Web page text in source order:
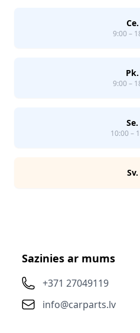
Ce.
9:00 –
Pk.
9:00 –
Se.
10:00 –
Sv.
Sazinies ar mums
+371 27049119
info@carparts.lv